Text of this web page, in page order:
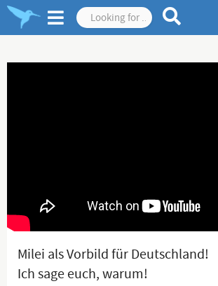
Milei als Vorbild für Deutschland!
Ich sage euch, warum!